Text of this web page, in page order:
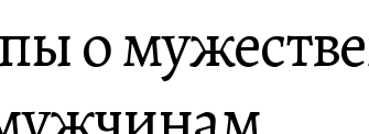
о